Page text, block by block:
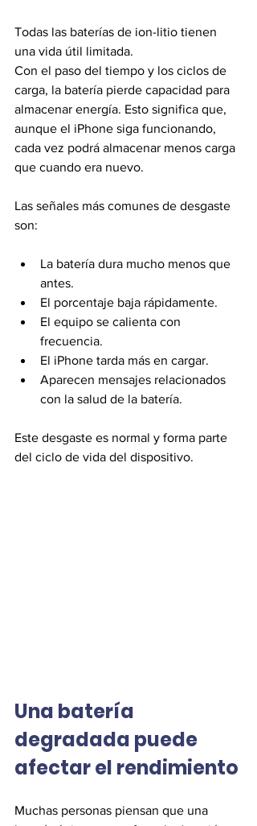
Todas las baterías de ion-litio tienen
una vida útil limitada.
Con el paso del tiempo y los ciclos de
carga, la batería pierde capacidad para
almacenar energía. Esto significa que,
aunque el iPhone siga funcionando,
cada vez podrá almacenar menos carga
que cuando era nuevo.
Las señales más comunes de desgaste
son:
La batería dura mucho menos que
antes.
El porcentaje baja rápidamente.
El equipo se calienta con
frecuencia.
El iPhone tarda más en cargar.
Aparecen mensajes relacionados
con la salud de la batería.
Este desgaste es normal y forma parte
del ciclo de vida del dispositivo.
Una batería
degradada puede
afectar el rendimiento
Muchas personas piensan que una